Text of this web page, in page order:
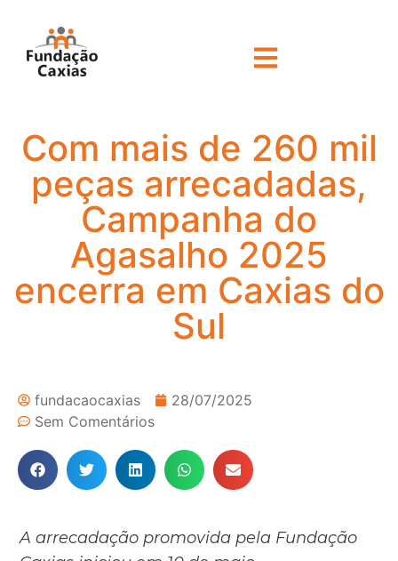
Com mais de 260 mil
peças arrecadadas,
Campanha do
Agasalho 2025
encerra em Caxias do
Sul
fundacaocaxias
28/07/2025
Sem Comentários
A arrecadação promovida pela Fundação